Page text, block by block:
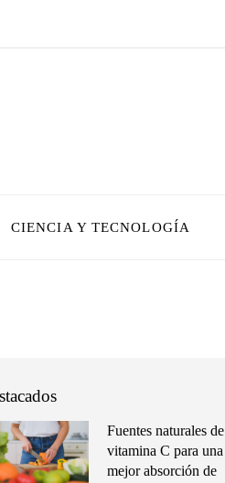
CIENCIA Y TECNOLOGÍA
Fuentes naturales de
vitamina C para una
mejor absorción de